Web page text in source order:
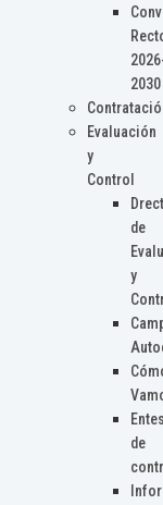
2030
Evaluación
y
Control
de
y
Entes
de